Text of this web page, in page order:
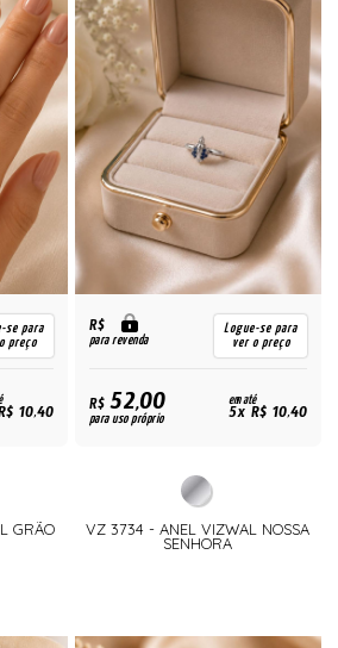
se para
preço
10,40
GRÃO
R$
para revenda
Logue-se para
ver o preço
R$52,00
para uso próprio
em até
5x R$ 10,40
VZ 3734 - ANEL VIZWAL NOSSA
SENHORA